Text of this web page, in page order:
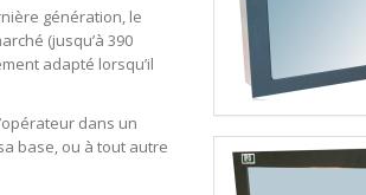
génération, le
(jusqu’à 390
adapté lorsqu’il
dans un
base, ou à tout autre